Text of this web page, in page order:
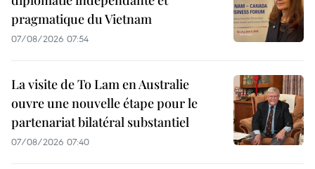
pragmatique du Vietnam
07/08/2026 07:54
La visite de To Lam en Australie
ouvre une nouvelle étape pour le
partenariat bilatéral substantiel
07/08/2026 07:40